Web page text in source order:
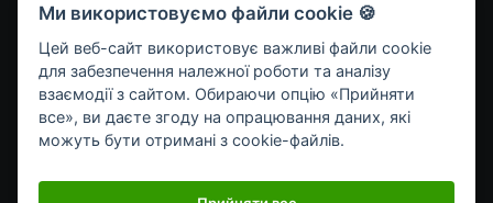
© OTP Bank, 2008-2026. Усі права захищені.
Ліцензія НБУ № 191 від 05.10.2011 р.
Внесено до Державного реєстру банків №273
від 02.03.1998 р.
Умови використання
Bикористання cookie-файлів
Мобільний застосунок OTP Bank UA для приватних клієнтів
Ми використовуємо файли cookie 🍪
Цей веб-сайт використовує важливі файли cookie
для забезпечення належної роботи та аналізу
взаємодії з сайтом. Обираючи опцію «Прийняти
все», ви даєте згоду на опрацювання даних, які
можуть бути отримані з cookie-файлів.